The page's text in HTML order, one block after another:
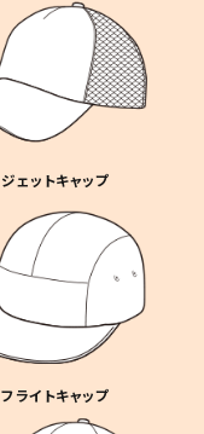
ジェットキャップ
フライトキャップ